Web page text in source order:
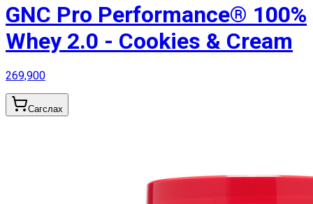
GNC Pro Performance® 100%
Whey 2.0 - Cookies & Cream
269,900
Сагслах